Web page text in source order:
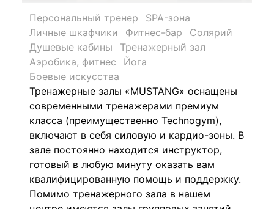
Персональный тренер
SPA-зона
Личные шкафчики
Фитнес-бар
Солярий
Душевые кабины
Тренажерный зал
Аэробика, фитнес
Йога
Боевые искусства
Тренажерные залы «MUSTANG» оснащены
современными тренажерами премиум
класса (преимущественно Technogym),
включают в себя силовую и кардио-зоны. В
зале постоянно находится инструктор,
готовый в любую минуту оказать вам
квалифицированную помощь и поддержку.
Помимо тренажерного зала в нашем